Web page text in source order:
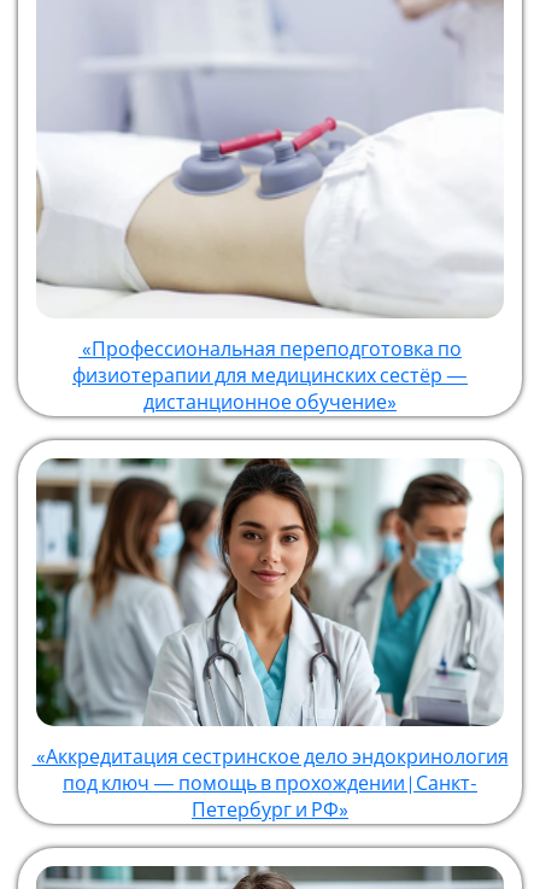
«Профессиональная переподготовка по
физиотерапии для медицинских сестёр —
дистанционное обучение»
«Аккредитация сестринское дело эндокринология
под ключ — помощь в прохождении | Санкт-
Петербург и РФ»